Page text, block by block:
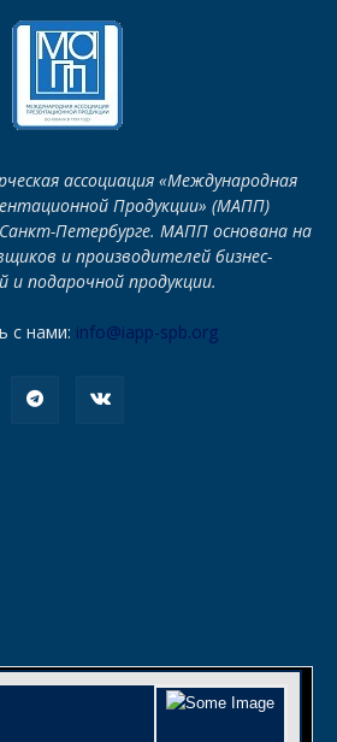
ассоциация «Международная
Продукции» (МАПП)
Петербурге. МАПП основана на
и производителей бизнес-
и подарочной продукции.
с нами: info@iapp-spb.org